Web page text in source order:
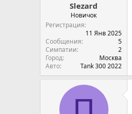
Slezard
Новичок
Регистрация
11 Янв 2025
Сообщения
5
Симпатии
2
Город
Москва
Авто
Tank 300 2022